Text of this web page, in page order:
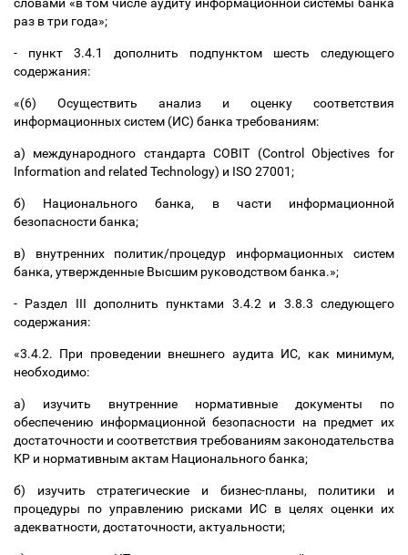
раз в три года»;
- пункт 3.4.1 дополнить подпунктом шесть следующего
содержания:
«(6) Осуществить анализ и оценку соответствия
информационных систем (ИС) банка требованиям:
а) международного стандарта COBIT (Control Objectives for
Information and related Technology) и ISO 27001;
б) Национального банка, в части информационной
безопасности банка;
в) внутренних политик/процедур информационных систем
банка, утвержденные Высшим руководством банка.»;
- Раздел ІІІ дополнить пунктами 3.4.2 и 3.8.3 следующего
содержания:
«3.4.2. При проведении внешнего аудита ИС, как минимум,
необходимо:
а) изучить внутренние нормативные документы по
обеспечению информационной безопасности на предмет их
достаточности и соответствия требованиям законодательства
КР и нормативным актам Национального банка;
б) изучить стратегические и бизнес-планы, политики и
процедуры по управлению рисками ИС в целях оценки их
адекватности, достаточности, актуальности;